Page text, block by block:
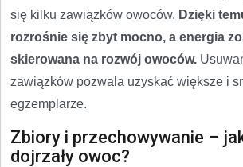
się kilku zawiązków owoców. Dzięki
rozrośnie się zbyt mocno, a energia
skierowana na rozwój owoców.
zawiązków pozwala uzyskać większe i
egzemplarze.
Zbiory i przechowywanie –
dojrzały owoc?